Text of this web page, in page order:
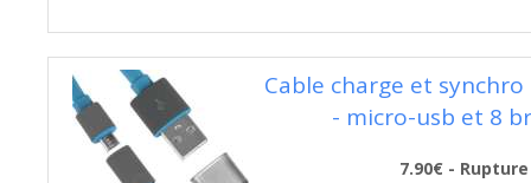
Cable charge et
- micro-usb et 8
7.90€ - Rupture